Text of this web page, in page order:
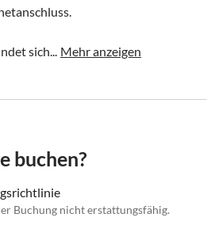
sich... Mehr anzeigen
buchen?
Buchung nicht erstattungsfähig.